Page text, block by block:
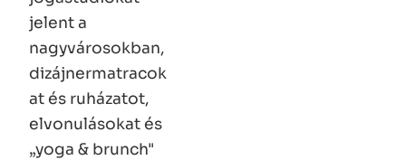
jelent a
nagyvárosokban,
dizájnermatracok
at és ruházatot,
elvonulásokat és
„yoga & brunch"